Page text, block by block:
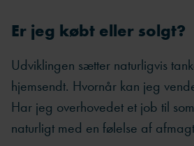
Er jeg købt eller solgt?
Udviklingen sætter naturligvis
hjemsendt. Hvornår kan jeg
Har jeg overhovedet et job til
naturligt med en følelse af